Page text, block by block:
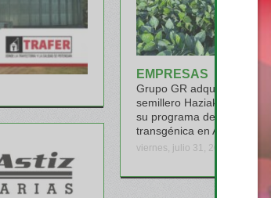
EMPRESAS
Grupo GR adquiere el
semillero Haziak y consolida
su programa de soja no
transgénica en Argentina
viernes, julio 31, 2026